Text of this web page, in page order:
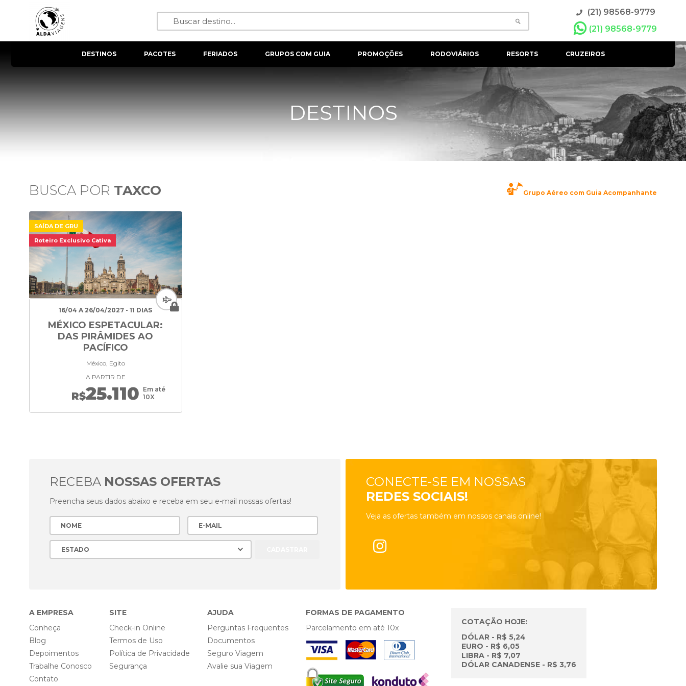
(21) 98568-9779
(21) 98568-9779
DESTINOS PACOTES FERIADOS GRUPOS COM GUIA PROMOÇÕES RODOVIÁRIOS RESORTS CRUZEIROS
DESTINOS
BUSCA POR TAXCO Grupo Aéreo com Guia Acompanhante
SAÍDA DE GRU
Roteiro Exclusivo Cativa
16/04 A 26/04/2027 - 11 DIAS
MÉXICO ESPETACULAR:
DAS PIRÂMIDES AO
PACÍFICO
México, Egito
A PARTIR DE
R$25.110 Em até
10X
RECEBA NOSSAS OFERTAS
Preencha seus dados abaixo e receba em seu e-mail nossas ofertas!
CONECTE-SE EM NOSSAS
REDES SOCIAIS!
Veja as ofertas também em nossos canais online!
A EMPRESA
Conheça
Blog
Depoimentos
Trabalhe Conosco
Contato
SITE
Check-in Online
Termos de Uso
Política de Privacidade
Segurança
AJUDA
Perguntas Frequentes
Documentos
Seguro Viagem
Avalie sua Viagem
FORMAS DE PAGAMENTO
Parcelamento em até 10x
COTAÇÃO HOJE:
DÓLAR - R$ 5,24
EURO - R$ 6,05
LIBRA - R$ 7,07
DÓLAR CANADENSE - R$ 3,76